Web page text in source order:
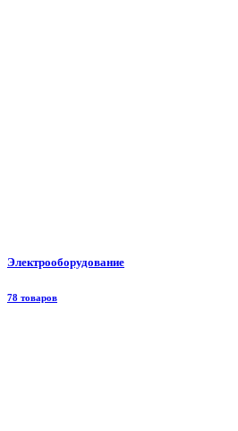
Электрооборудование
78 товаров